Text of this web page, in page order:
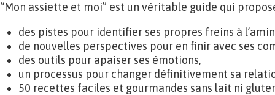
“Mon assiette et moi” est un véritable guide qui
des pistes pour identifier ses propres freins à
de nouvelles perspectives pour en finir avec ses
des outils pour apaiser ses émotions,
un processus pour changer définitivement sa
50 recettes faciles et gourmandes sans lait ni